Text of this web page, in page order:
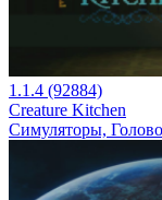
1.1.4 (92884)
Creature Kitchen
Симуляторы,